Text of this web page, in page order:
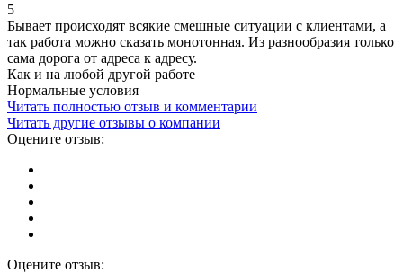
5
Бывает происходят всякие смешные ситуации с клиентами, а
так работа можно сказать монотонная. Из разнообразия только
сама дорога от адреса к адресу.
Как и на любой другой работе
Нормальные условия
Читать полностью отзыв и комментарии
Читать другие отзывы о компании
Оцените отзыв:
Оцените отзыв: